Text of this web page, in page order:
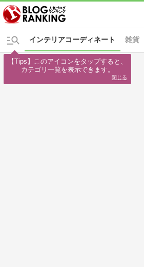
雑貨
インテリアコーディネート
【Tips】このアイコンをタップすると、
カテゴリ一覧を表示できます。
閉じる